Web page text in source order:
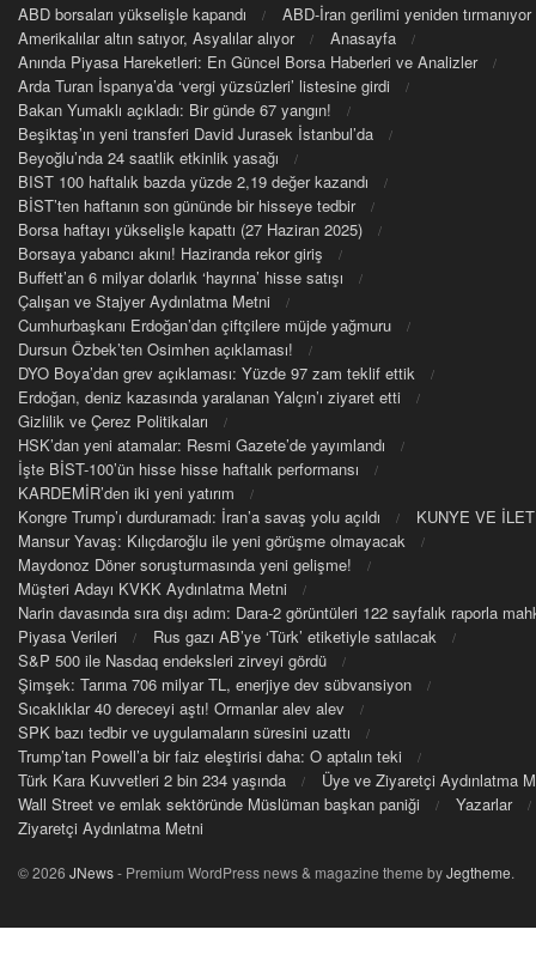
ABD borsaları yükselişle kapandı
ABD-İran gerilimi yeniden tırmanıyor
Amerikalılar altın satıyor, Asyalılar alıyor
Anasayfa
Anında Piyasa Hareketleri: En Güncel Borsa Haberleri ve Analizler
Arda Turan İspanya’da ‘vergi yüzsüzleri’ listesine girdi
Bakan Yumaklı açıkladı: Bir günde 67 yangın!
Beşiktaş’ın yeni transferi David Jurasek İstanbul’da
Beyoğlu’nda 24 saatlik etkinlik yasağı
BIST 100 haftalık bazda yüzde 2,19 değer kazandı
BİST’ten haftanın son gününde bir hisseye tedbir
Borsa haftayı yükselişle kapattı (27 Haziran 2025)
Borsaya yabancı akını! Haziranda rekor giriş
Buffett’an 6 milyar dolarlık ‘hayrına’ hisse satışı
Çalışan ve Stajyer Aydınlatma Metni
Cumhurbaşkanı Erdoğan’dan çiftçilere müjde yağmuru
Dursun Özbek’ten Osimhen açıklaması!
DYO Boya’dan grev açıklaması: Yüzde 97 zam teklif ettik
Erdoğan, deniz kazasında yaralanan Yalçın’ı ziyaret etti
Gizlilik ve Çerez Politikaları
HSK’dan yeni atamalar: Resmi Gazete’de yayımlandı
İşte BİST-100’ün hisse hisse haftalık performansı
KARDEMİR’den iki yeni yatırım
Kongre Trump’ı durduramadı: İran’a savaş yolu açıldı
KUNYE VE
Mansur Yavaş: Kılıçdaroğlu ile yeni görüşme olmayacak
Maydonoz Döner soruşturmasında yeni gelişme!
Müşteri Adayı KVKK Aydınlatma Metni
Narin davasında sıra dışı adım: Dara-2 görüntüleri 122 sayfalık raporla
Piyasa Verileri
Rus gazı AB’ye ‘Türk’ etiketiyle satılacak
S&P 500 ile Nasdaq endeksleri zirveyi gördü
Şimşek: Tarıma 706 milyar TL, enerjiye dev sübvansiyon
Sıcaklıklar 40 dereceyi aştı! Ormanlar alev alev
SPK bazı tedbir ve uygulamaların süresini uzattı
Trump’tan Powell’a bir faiz eleştirisi daha: O aptalın teki
Türk Kara Kuvvetleri 2 bin 234 yaşında
Üye ve Ziyaretçi Aydınlatma
Wall Street ve emlak sektöründe Müslüman başkan paniği
Yazarlar
Ziyaretçi Aydınlatma Metni
© 2026 JNews- Premium WordPress news & magazine theme byJegtheme.